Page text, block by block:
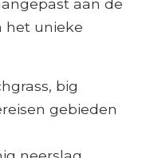
aan de
het unieke
big
gebieden